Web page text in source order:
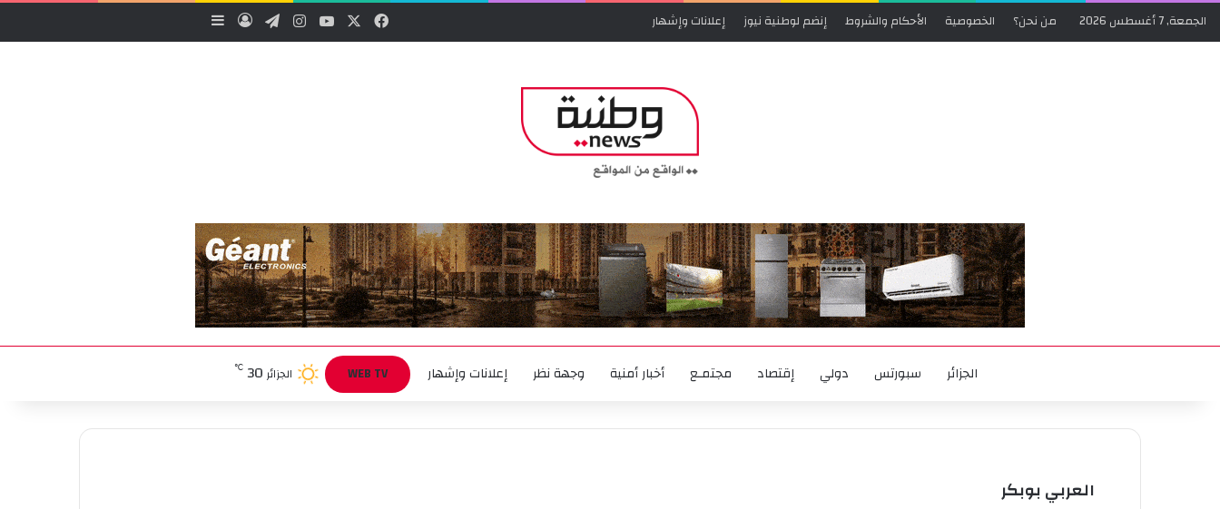
الجمعة, 7 أغسطس 2026 من نحن؟ الخصوصية الأحكام والشروط إنضم لوطنية نيوز إعلانات وإشهار فيسبوك ‫YouTubeانستقرامتيلقرامتسجيل الدخول
الجزائر سبورتس دولي إقتصاد مجتمـع أخبار أمنية وجهة نظر إعلانات وإشهار WEB TV الجزائر 30
℃
العربي بوبكر